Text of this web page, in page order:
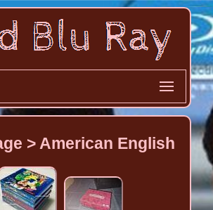
> American English